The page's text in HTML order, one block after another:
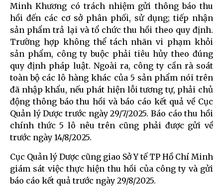
Minh Khương có trách nhiệm gửi thông báo thu
hồi đến các cơ sở phân phối, sử dụng; tiếp nhận
sản phẩm trả lại và tổ chức thu hồi theo quy định.
Trường hợp không thể tách nhãn vi phạm khỏi
sản phẩm, công ty buộc phải tiêu hủy theo đúng
quy định pháp luật. Ngoài ra, công ty cần rà soát
toàn bộ các lô hàng khác của 5 sản phẩm nói trên
đã nhập khẩu, nếu phát hiện lỗi tương tự, phải chủ
động thông báo thu hồi và báo cáo kết quả về Cục
Quản lý Dược trước ngày 29/7/2025. Báo cáo thu hồi
chính thức 5 lô nêu trên cũng phải được gửi về
trước ngày 14/8/2025.
Cục Quản lý Dược cũng giao Sở Y tế TP Hồ Chí Minh
giám sát việc thực hiện thu hồi của công ty và gửi
báo cáo kết quả trước ngày 29/8/2025.